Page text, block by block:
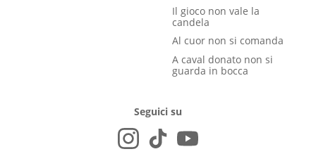
Il gioco non vale la
candela
Al cuor non si comanda
A caval donato non si
guarda in bocca
Seguici su